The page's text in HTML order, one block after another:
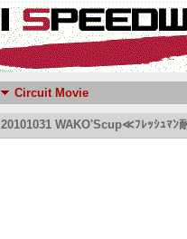
Circuit Movie
20101031 WAKO'Scup≪ﾌﾚｯｼｭﾏﾝ